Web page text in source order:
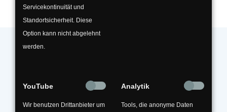
Verarbeitung von Metall- und Stahlprodukten
Servicekontinuität und
Standortsicherheit. Diese
Option kann nicht abgelehnt
werden.
YouTube
Wir benutzen Drittanbieter um
Analytik
Tools, die anonyme Daten